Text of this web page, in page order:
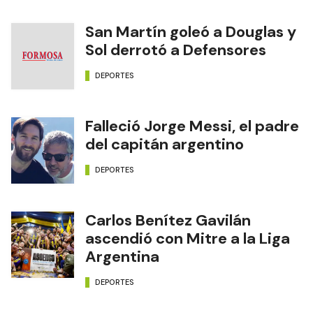
San Martín goleó a Douglas y
Sol derrotó a Defensores
DEPORTES
Falleció Jorge Messi, el padre
del capitán argentino
DEPORTES
Carlos Benítez Gavilán
ascendió con Mitre a la Liga
Argentina
DEPORTES